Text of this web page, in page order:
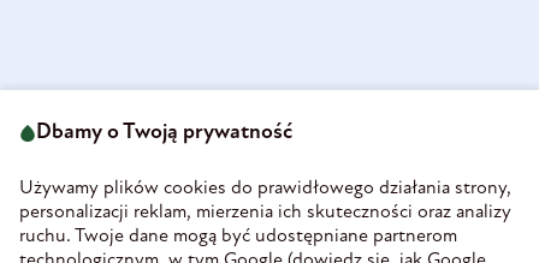
58-160 Świebodzice
REGON 890213034
INFORMACJE
Dbamy o Twoją prywatność
Używamy plików cookies do prawidłowego działania strony,
personalizacji reklam, mierzenia ich skuteczności oraz analizy
ruchu. Twoje dane mogą być udostępniane partnerom